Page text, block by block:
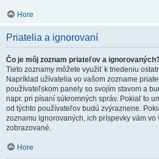
Hore
Priatelia a ignorovaní
Čo je môj zoznam priateľov a
Tieto zoznamy môžete využiť k triedeniu
Napríklad užívatelia vo vašom zozname
používateľskom panely so svojím stavom a
napr. pri písaní súkromných správ. Pokiaľ to
od týchto používateľov budú zvýraznene.
zoznamu ignorovaných, ich príspevky vám vo
zobrazované.
Hore